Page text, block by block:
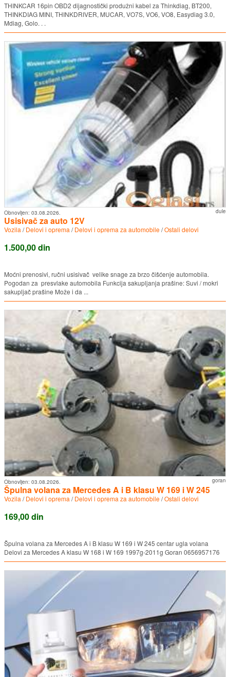
THINKCAR 16pin OBD2 dijagnostički produžni kabel za Thinkdiag, BT200,
THINKDIAG MINI, THINKDRIVER, MUCAR, VO7S, VO6, VO8, Easydiag 3.0,
Mdiag, Golo. . .
dule
Obnovljen: 03.08.2026.
Usisivač za auto 12V
Vozila /Delovi i oprema /Delovi i oprema za automobile/Ostali delovi
1.500,00 din
Moćni prenosivi, ručni usisivač velike snage za brzo čišćenje automobila.
Pogodan za presvlake automobila Funkcija sakupljanja prašine: Suvi / mokri
sakupljač prašine Može i da ...
goran
Obnovljen: 03.08.2026.
Špulna volana za Mercedes A i B klasu W 169 i W 245
Vozila /Delovi i oprema /Delovi i oprema za automobile/Ostali delovi
169,00 din
Špulna volana za Mercedes A i B klasu W 169 i W 245 centar ugla volana
Delovi za Mercedes A klasu W 168 i W 169 1997g-2011g Goran 0656957176